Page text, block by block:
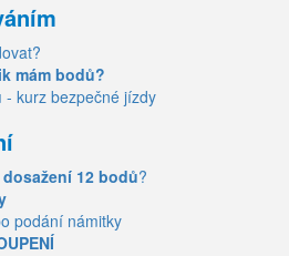
mám bodů?
- kurz bezpečné jízdy
dosažení 12 bodů?
podání námitky